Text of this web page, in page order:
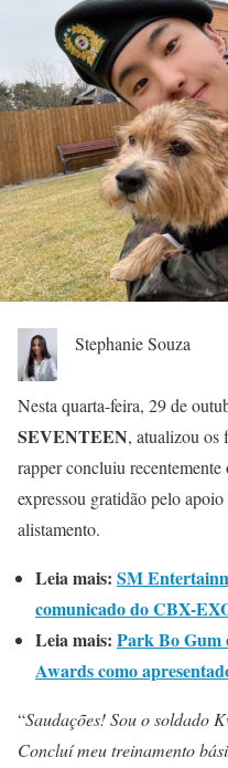
Stephanie Souza
Nesta quarta-feira, 29 de
SEVENTEEN, atualizou os
rapper concluiu recentemente
expressou gratidão pelo
alistamento.
Leia mais: SM
comunicado do CBX-
Leia mais: Park Bo Gum
Awards como
“Saudações! Sou o soldado
Concluí meu treinamento